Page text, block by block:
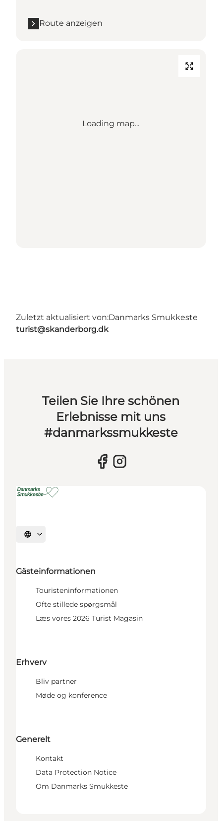
Route anzeigen
Loading map...
Zuletzt aktualisiert von:Danmarks Smukkeste
turist@skanderborg.dk
Teilen Sie Ihre schönen
Erlebnisse mit uns
#danmarkssmukkeste
Sprache auswählen
Gästeinformationen
Touristeninformationen
Ofte stillede spørgsmål
Læs vores 2026 Turist Magasin
Erhverv
Bliv partner
Møde og konference
Generelt
Kontakt
Data Protection Notice
Om Danmarks Smukkeste